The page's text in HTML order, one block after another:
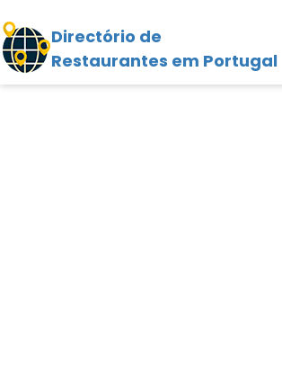
Directório de
Restaurantes em Portugal